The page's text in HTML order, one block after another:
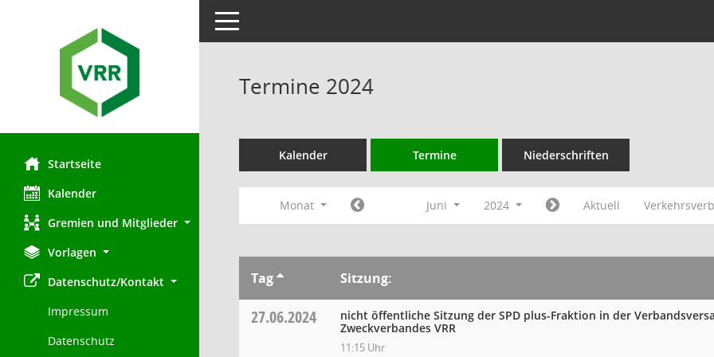
Startseite
Kalender
Gremien und Mitglieder
Vorlagen
Datenschutz/Kontakt
Impressum
Datenschutz
Toggle navigation
Termine 2024
Kalender Termine Niederschriften
Monat Juni 2024 Aktuell
Tag Sitzung:
27.06.2024
nicht öffentliche Sitzung der SPD plus-Fraktion in der
Zweckverbandes VRR
11:15 Uhr